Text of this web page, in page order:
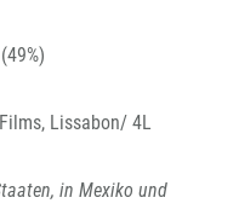
Lissabon/ 4L
in Mexiko und